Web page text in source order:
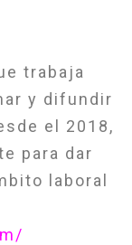
trabaja
y difundir
el 2018,
para dar
laboral